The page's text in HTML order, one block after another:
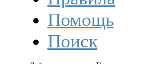
Помощь
Поиск